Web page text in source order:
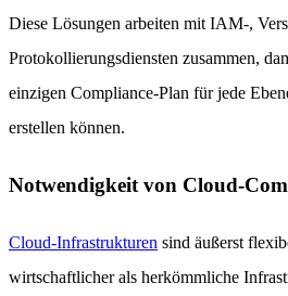
Diese Lösungen arbeiten mit IAM-,
Protokollierungsdiensten zusammen,
einzigen Compliance-Plan für jede
erstellen können.
Notwendigkeit von Cloud-
Cloud-Infrastrukturen sind äußerst
wirtschaftlicher als herkömmliche